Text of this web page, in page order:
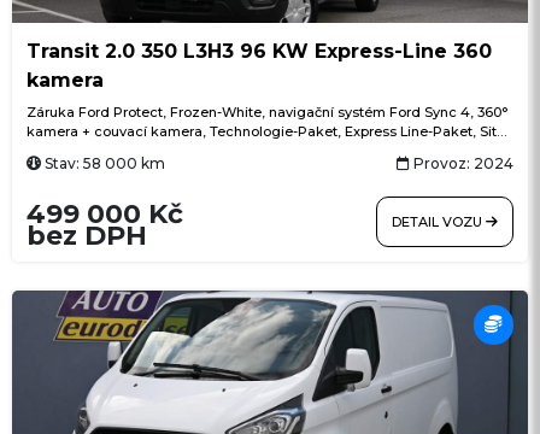
Transit 2.0 350 L3H3 96 KW Express-Line 360
kamera
Záruka Ford Protect, Frozen-White, navigační systém Ford Sync 4, 360°
kamera + couvací kamera, Technologie-Paket, Express Line-Paket, Sitz-
(adaptivní tempomat) + Pre-Collision Assist (systém nouzového
parkování do řady, výběr jízdních režimů (normální, Eco), rozpoznávání
dopravních značek, vstup USB + USB-C
Stav: 58 000 km Provoz: 2024
499 000 Kč
bez DPH DETAIL VOZU